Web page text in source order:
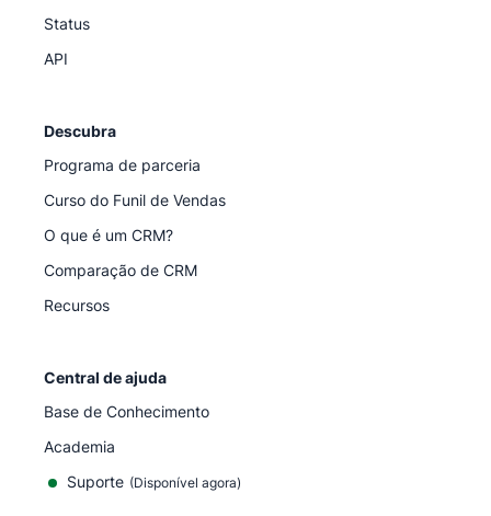
Status
API
Descubra
Programa de parceria
Curso do Funil de Vendas
O que é um CRM?
Comparação de CRM
Recursos
Central de ajuda
Base de Conhecimento
Academia
Suporte (Disponível agora)